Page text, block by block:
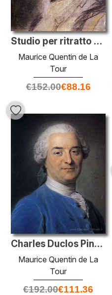
Studio per ritratto di donna sconosciuta
Maurice Quentin de La
Tour
€152.00€88.16
Charles Duclos Pinot, romanziere e storico
Maurice Quentin de La
Tour
€192.00€111.36